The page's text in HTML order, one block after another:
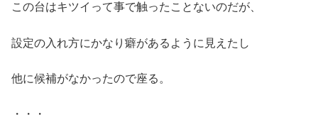
この台はキツイって事で触ったことないのだが、
設定の入れ方にかなり癖があるように見えたし
他に候補がなかったので座る。